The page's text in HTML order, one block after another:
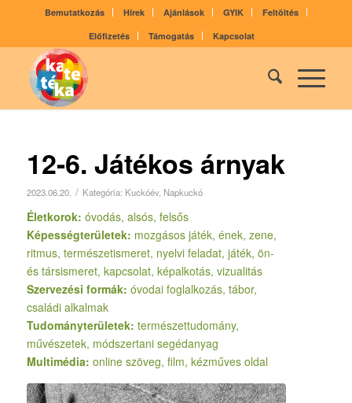
Bemutatkozás Hírek Ajánlások GYIK
Feltöltés
Előfizetés
Támogatás Kapcsolat
12-6. Játékos árnyak
2023.06.20. / Kategória: Kuckóév, Napkuckó
Életkorok: óvodás, alsós, felsős
Képességterületek: mozgásos játék, ének, zene,
ritmus, természetismeret, nyelvi feladat, játék, ön-
és társismeret, kapcsolat, képalkotás, vizualitás
Szervezési formák: óvodai foglalkozás, tábor,
családi alkalmak
Tudományterületek: természettudomány,
művészetek, módszertani segédanyag
Multimédia: online szöveg, film, kézműves oldal